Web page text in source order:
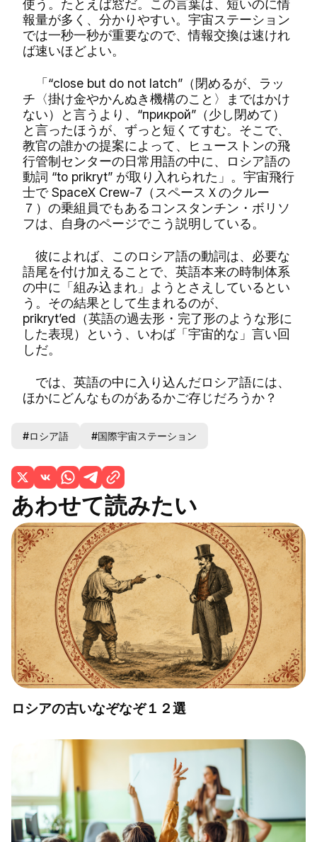
使う。たとえば窓だ。この言葉は、短いのに情
報量が多く、分かりやすい。宇宙ステーション
では一秒一秒が重要なので、情報交換は速けれ
ば速いほどよい。
「“close but do not latch”（閉めるが、ラッ
チ〈掛け金やかんぬき機構のこと〉まではかけ
ない）と言うより、“прикрой”（少し閉めて）
と言ったほうが、ずっと短くてすむ。そこで、
教官の誰かの提案によって、ヒューストンの飛
行管制センターの日常用語の中に、ロシア語の
動詞 “to prikryt” が取り入れられた」。宇宙飛行
士で SpaceX Crew-7（スペースＸのクルー
７）の乗組員でもあるコンスタンチン・ボリソ
フは、自身のページでこう説明している。
彼によれば、このロシア語の動詞は、必要な
語尾を付け加えることで、英語本来の時制体系
の中に「組み込まれ」ようとさえしているとい
う。その結果として生まれるのが、
prikryt’ed（英語の過去形・完了形のような形に
した表現）という、いわば「宇宙的な」言い回
しだ。
では、英語の中に入り込んだロシア語には、
ほかにどんなものがあるかご存じだろうか？
#ロシア語 #国際宇宙ステーション
あわせて読みたい
ロシアの古いなぞなぞ１２選